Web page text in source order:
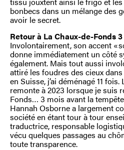
bonbecs dans un mélange des
avoir le secret.
Retour à La Chaux-de-Fonds
Involontairement, son accent «
donne immédiatement un côté
également. Mais tout aussi
attiré les foudres des cieux
en Suisse, j’ai déménagé 11
remonte à 2023 lorsque je suis
Fonds… 3 mois avant la
Hannah Osborne a largement
société en étant tour à tour
traductrice, responsable
vécu quelques passages au
toute transparence.